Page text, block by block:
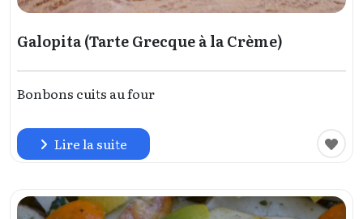
Galopita (Tarte Grecque à la Crème)
Bonbons cuits au four
Lire la suite